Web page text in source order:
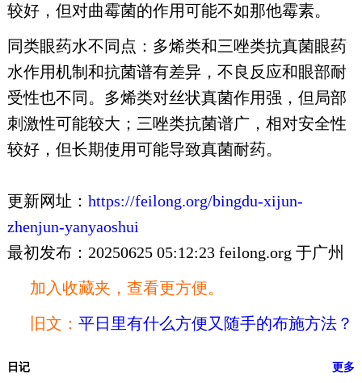
较好，但对曲霉菌的作用可能不如那他霉素。
同类眼药水不同点：多烯类和三唑类抗真菌眼药
水作用机制和抗菌谱有差异，不良反应和眼部耐
受性也不同。多烯类对丝状真菌作用强，但局部
刺激性可能较大；三唑类抗菌谱广，相对安全性
较好，但长期使用可能导致真菌耐药。
更新网址： https://feilong.org/bingdu-xijun-
zhenjun-yanyaoshui
最初发布：20250625 05:12:23 feilong.org 于广州
加入收藏夹，查看更方便。
旧文： 平日里有什么方便又随手的布施方法？
日记 更多